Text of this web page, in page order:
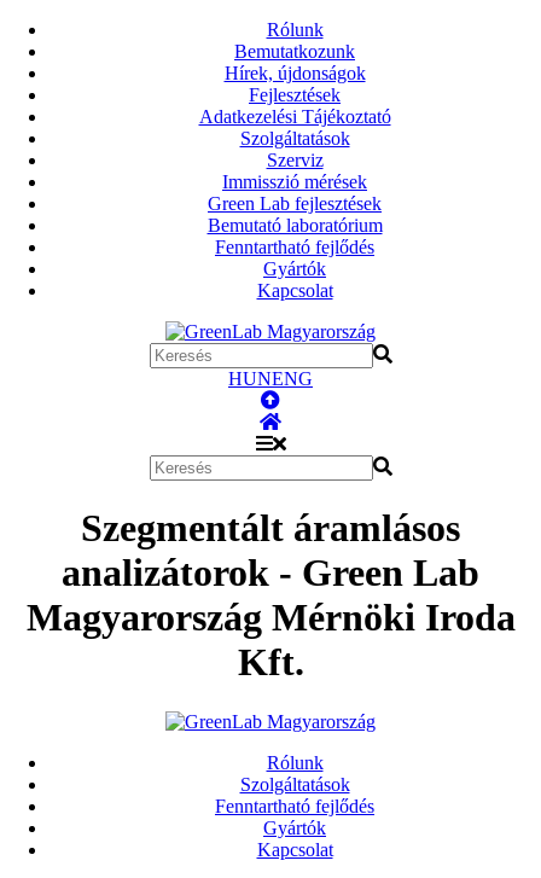
Rólunk
Bemutatkozunk
Hírek, újdonságok
Fejlesztések
Adatkezelési Tájékoztató
Szolgáltatások
Szerviz
Immisszió mérések
Green Lab fejlesztések
Bemutató laboratórium
Fenntartható fejlődés
Gyártók
Kapcsolat
HUNENG
Szegmentált áramlásos
analizátorok - Green Lab
Magyarország Mérnöki Iroda
Kft.
Rólunk
Szolgáltatások
Fenntartható fejlődés
Gyártók
Kapcsolat